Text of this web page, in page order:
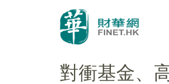
對衝基金、